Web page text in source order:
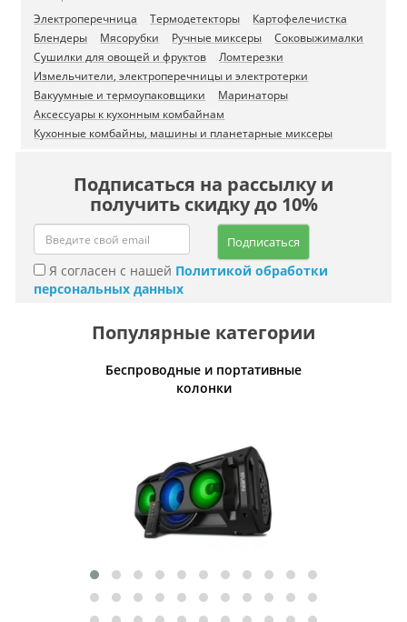
Электроперечница
Термодетекторы
Картофелечистка
Блендеры
Мясорубки Ручные миксеры
Соковыжималки
Сушилки для овощей и фруктов
Ломтерезки
Измельчители, электроперечницы и электротерки
Вакуумные и термоупаковщики
Маринаторы
Аксессуары к кухонным комбайнам
Кухонные комбайны, машины и планетарные миксеры
Подписаться на рассылку и
получить скидку до 10%
Подписаться
Я согласен с нашей Политикой обработки
персональных данных
Популярные категории
Беспроводные и портативные
колонки